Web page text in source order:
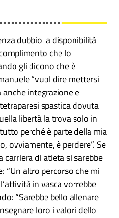
dubbio la disponibilità
che lo
gli dicono che è
“vuol dire mettersi
integrazione e
spastica dovuta
libertà la trova solo in
perché è parte della mia
ovviamente, è perdere”. Se
carriera di atleta si sarebbe
“Un altro percorso che mi
in vasca vorrebbe
“Sarebbe bello allenare
loro i valori dello